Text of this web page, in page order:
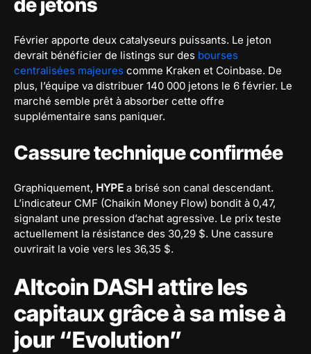
de jetons
Février apporte deux catalyseurs puissants. Le jeton
devrait bénéficier de listings sur des bourses
centralisées majeures comme Kraken et Coinbase. De
plus, l’équipe va distribuer 140 000 jetons le 6 février. Le
marché semble prêt à absorber cette offre
supplémentaire sans paniquer.
Cassure technique confirmée
Graphiquement, HYPE a brisé son canal descendant.
L’indicateur CMF (Chaikin Money Flow) bondit à 0,47,
signalant une pression d’achat agressive. Le prix teste
actuellement la résistance des 30,29 $. Une cassure
ouvrirait la voie vers les 36,35 $.
Altcoin DASH attire les
capitaux grâce à sa mise à
jour “Evolution”